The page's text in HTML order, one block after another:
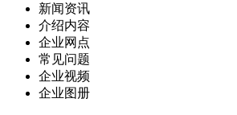
新闻资讯
介绍内容
企业网点
常见问题
企业视频
企业图册